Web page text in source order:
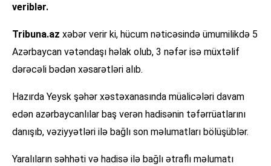
veriblər.
Tribuna.az xəbər verir ki, hücum nəticəsində ümumilikdə 5
Azərbaycan vətəndaşı həlak olub, 3 nəfər isə müxtəlif
dərəcəli bədən xəsarətləri alıb.
Hazırda Yeysk şəhər xəstəxanasında müalicələri davam
edən azərbaycanlılar baş verən hadisənin təfərrüatlarını
danışıb, vəziyyətləri ilə bağlı son məlumatları bölüşüblər.
Yaralıların səhhəti və hadisə ilə bağlı ətraflı məlumatı